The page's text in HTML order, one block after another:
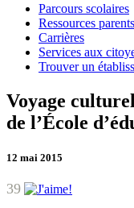
Parcours scolaires
Ressources parents
Carrières
Services aux
Trouver un
Voyage
de l’École
12 mai 2015
39